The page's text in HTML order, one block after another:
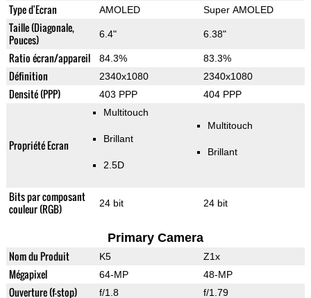
Type d'Ecran AMOLED Super AMOLED
Taille (Diagonale,
Pouces)
6.4" 6.38"
Ratio écran/appareil 84.3% 83.3%
Définition 2340x1080 2340x1080
Densité (PPP) 403 PPP 404 PPP
Propriété Ecran
Multitouch
Brillant
2.5D
Multitouch
Brillant
Bits par composant
couleur (RGB)
24 bit 24 bit
Primary Camera
Nom du Produit K5 Z1x
Mégapixel 64-MP 48-MP
Ouverture (f-stop) f/1.8 f/1.79